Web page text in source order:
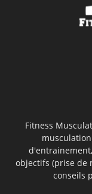
Fitness
objectifs (prise de
conseils